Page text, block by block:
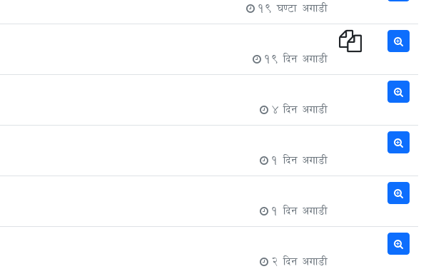
19 घण्टा अगाडी
19 दिन अगाडी
4 दिन अगाडी
1 दिन अगाडी
1 दिन अगाडी
2 दिन अगाडी